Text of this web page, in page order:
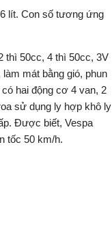
lít. Con số tương ứng
thì 50cc, 4 thì 50cc, 3V
mát bằng gió, phun
hai động cơ 4 van, 2
sử dụng ly hợp khô ly
Được biết, Vespa
tốc 50 km/h.